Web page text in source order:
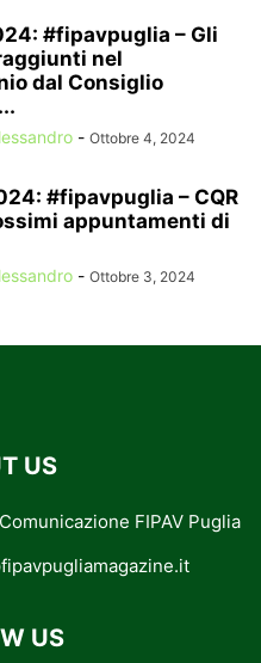
#fipavpuglia – Gli
nel
dal Consiglio
- Ottobre 4, 2024
#fipavpuglia – CQR
appuntamenti di
- Ottobre 3, 2024
US
FIPAV Puglia
US